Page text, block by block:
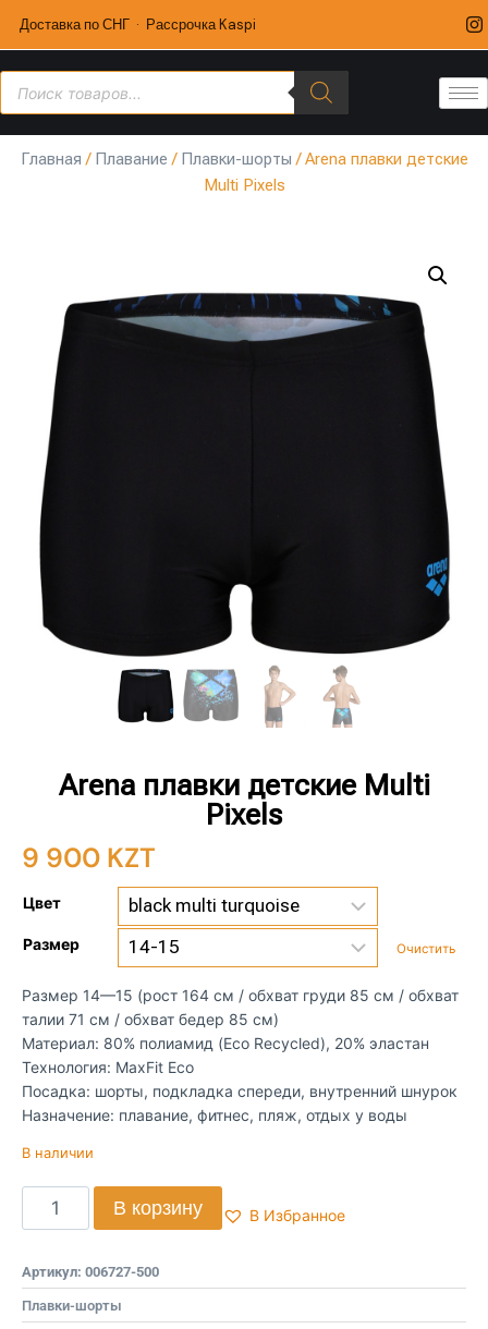
Доставка по СНГ · Рассрочка Kaspi
Главная / Плавание / Плавки-шорты / Arena плавки детские
Multi Pixels
Arena плавки детские Multi
Pixels
9 900 KZT
Цвет
Размер Очистить
Размер 14—15 (рост 164 см / обхват груди 85 см / обхват
талии 71 см / обхват бедер 85 см)
Материал: 80% полиамид (Eco Recycled), 20% эластан
Технология: MaxFit Eco
Посадка: шорты, подкладка спереди, внутренний шнурок
Назначение: плавание, фитнес, пляж, отдых у воды
В наличии
В корзину В Избранное
Артикул: 006727-500
Плавки-шорты